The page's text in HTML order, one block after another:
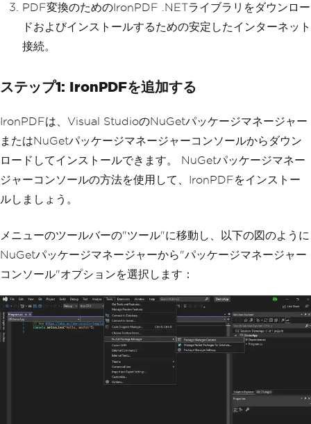
PDF変換のためのIronPDF .NETライブラリをダウンロー
ドおよびインストールするための安定したインターネット
接続。
ステップ1: IronPDFを追加する
IronPDFは、Visual StudioのNuGetパッケージマネージャー
またはNuGetパッケージマネージャーコンソールからダウン
ロードしてインストールできます。 NuGetパッケージマネー
ジャーコンソールの方法を使用して、IronPDFをインストー
ルしましょう。
メニューのツールバーの"ツール"に移動し、以下の図のように
NuGetパッケージマネージャーから"パッケージマネージャー
コンソール"オプションを選択します：